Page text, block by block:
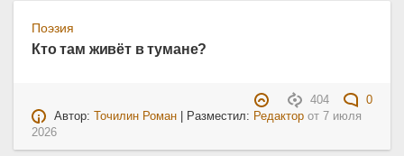
Поэзия
Кто там живёт в тумане?
404
0
Автор:
Точилин Роман | Разместил: Редактор от 7 июля
2026